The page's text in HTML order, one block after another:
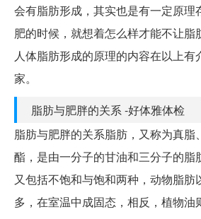
会有脂肪形成，其实也是有一定原理
肥的时候，就想着怎么样才能不让脂
人体脂肪形成的原理的内容在以上有
家。
脂肪与肥胖的关系 -好体雅体检
脂肪与肥胖的关系脂肪，又称为真脂
酯，是由一分子的甘油和三分子的脂
又包括不饱和与饱和两种，动物脂肪
多，在室温中成固态，相反，植物油